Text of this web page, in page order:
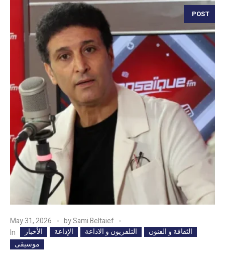
POST
May 31, 2026 bySami Beltaief
In
الأخبار الإذاعة التلفزيون و الاذاعة
الثقافة و الفنون
موسيقى